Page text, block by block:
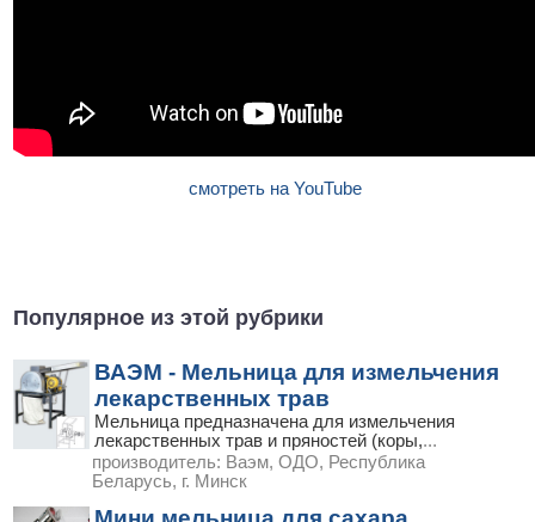
смотреть на YouTube
Популярное из этой рубрики
ВАЭМ - Мельница для измельчения
лекарственных трав
Мельница предназначена для измельчения
лекарственных трав и пряностей (коры,...
производитель: Ваэм, ОДО, Республика
Беларусь, г. Минск